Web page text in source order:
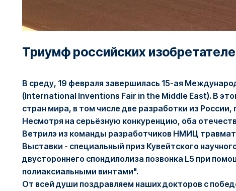
Триумф российских
В среду, 19 февраля завершилась 15-ая
(International Inventions Fair in the Middle East). В
стран мира, в том числе две разработки из
Несмотря на серьёзную конкуренцию, оба
Ветрилэ из команды разработчиков НМИЦ
Выставки - специальный приз Кувейтского
двустороннего спондилолиза позвонка L5 при
полиаксиальными винтами".
От всей души поздравляем наших докторов с